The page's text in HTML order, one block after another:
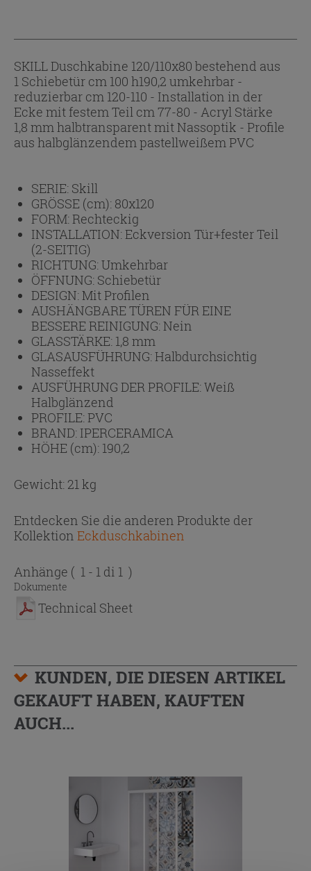
SKILL Duschkabine 120/110x80 bestehend aus
1 Schiebetür cm 100 h190,2 umkehrbar -
reduzierbar cm 120-110 - Installation in der
Ecke mit festem Teil cm 77-80 - Acryl Stärke
1,8 mm halbtransparent mit Nassoptik - Profile
aus halbglänzendem pastellweißem PVC
SERIE: Skill
GRÖSSE (cm): 80x120
FORM:Rechteckig
INSTALLATION:Eckversion Tür+fester Teil
(2-SEITIG)
RICHTUNG:Umkehrbar
ÖFFNUNG: Schiebetür
DESIGN:Mit Profilen
AUSHÄNGBARE TÜREN FÜR EINE
BESSERE REINIGUNG:Nein
GLASSTÄRKE: 1,8 mm
GLASAUSFÜHRUNG:Halbdurchsichtig
Nasseffekt
AUSFÜHRUNG DER PROFILE:Weiß
Halbglänzend
PROFILE:PVC
BRAND: IPERCERAMICA
HÖHE (cm): 190,2
Gewicht: 21 kg
Entdecken Sie die anderen Produkte der
Kollektion Eckduschkabinen
Anhänge ( 1 - 1 di 1 )
Dokumente
Technical Sheet
KUNDEN, DIE DIESEN ARTIKEL
GEKAUFT HABEN, KAUFTEN
AUCH...